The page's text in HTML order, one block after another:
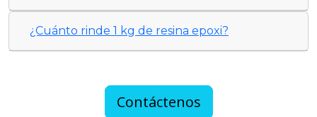
¿Cuánto rinde 1 kg de resina epoxi?
Contáctenos